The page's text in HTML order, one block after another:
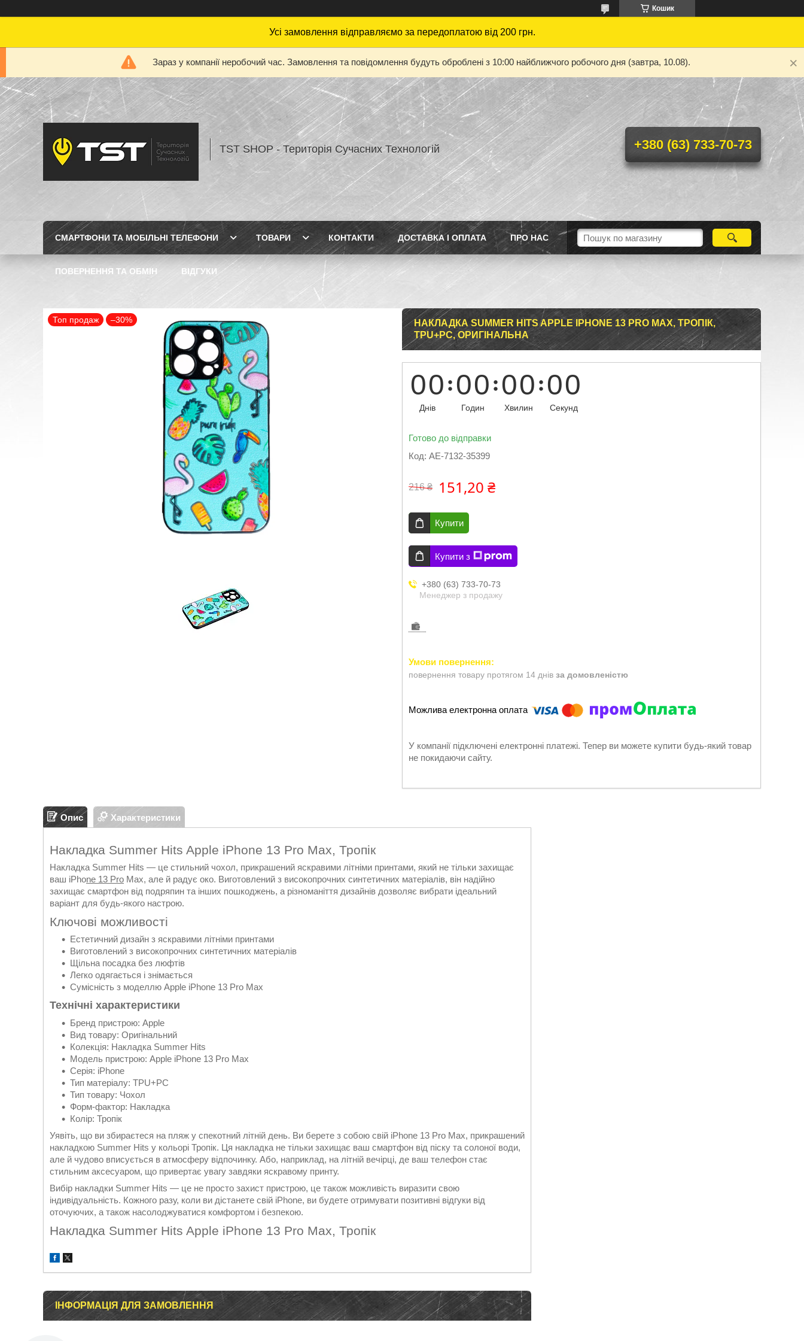
Кошик
Усі замовлення відправляємо за передоплатою від 200 грн.
Зараз у компанії неробочий час. Замовлення та повідомлення будуть оброблені з 10:00 найближчого робочого дня (завтра, 10.08).
TST SHOP - Територія Сучасних Технологій +380 (63) 733-70-73
СМАРТФОНИ ТА МОБІЛЬНІ ТЕЛЕФОНИ ТОВАРИ КОНТАКТИ ДОСТАВКА І ОПЛАТА ПРО НАС
ПОВЕРНЕННЯ ТА ОБМІН ВІДГУКИ
Топ продаж –30%
НАКЛАДКА SUMMER HITS APPLE IPHONE 13 PRO MAX, ТРОПІК,
TPU+PC, ОРИГІНАЛЬНА
00
Днів
00
Годин
00
Хвилин
00
Секунд
Готово до відправки
Код: AE-7132-35399
216 ₴ 151,20 ₴
Купити
Купити з
+380 (63) 733-70-73
Менеджер з продажу
повернення товару протягом 14 днів за домовленістю
У компанії підключені електронні платежі. Тепер ви можете купити будь-який товар
не покидаючи сайту.
Опис Характеристики
Накладка Summer Hits Apple iPhone 13 Pro Max, Тропік
Накладка Summer Hits — це стильний чохол, прикрашений яскравими літніми принтами, який не тільки захищає
ваш iPhone 13 Pro Max, але й радує око. Виготовлений з високопрочних синтетичних матеріалів, він надійно
захищає смартфон від подряпин та інших пошкоджень, а різноманіття дизайнів дозволяє вибрати ідеальний
варіант для будь-якого настрою.
Ключові можливості
Естетичний дизайн з яскравими літніми принтами
Виготовлений з високопрочних синтетичних матеріалів
Щільна посадка без люфтів
Легко одягається і знімається
Сумісність з моделлю Apple iPhone 13 Pro Max
Технічні характеристики
Бренд пристрою: Apple
Вид товару: Оригінальний
Колекція: Накладка Summer Hits
Модель пристрою: Apple iPhone 13 Pro Max
Серія: iPhone
Тип матеріалу: TPU+PC
Тип товару: Чохол
Форм-фактор: Накладка
Колір: Тропік
Уявіть, що ви збираєтеся на пляж у спекотний літній день. Ви берете з собою свій iPhone 13 Pro Max, прикрашений
накладкою Summer Hits у кольорі Тропік. Ця накладка не тільки захищає ваш смартфон від піску та солоної води,
але й чудово вписується в атмосферу відпочинку. Або, наприклад, на літній вечірці, де ваш телефон стає
стильним аксесуаром, що привертає увагу завдяки яскравому принту.
Вибір накладки Summer Hits — це не просто захист пристрою, це також можливість виразити свою
індивідуальність. Кожного разу, коли ви дістанете свій iPhone, ви будете отримувати позитивні відгуки від
оточуючих, а також насолоджуватися комфортом і безпекою.
Накладка Summer Hits Apple iPhone 13 Pro Max, Тропік
ІНФОРМАЦІЯ ДЛЯ ЗАМОВЛЕННЯ